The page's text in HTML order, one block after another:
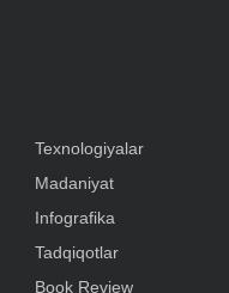
Texnologiyalar
Madaniyat
Infografika
Tadqiqotlar
Book Review